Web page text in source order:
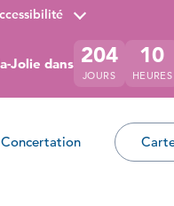
Jolie dans 204
JOURS
10
HEURES
Concertation